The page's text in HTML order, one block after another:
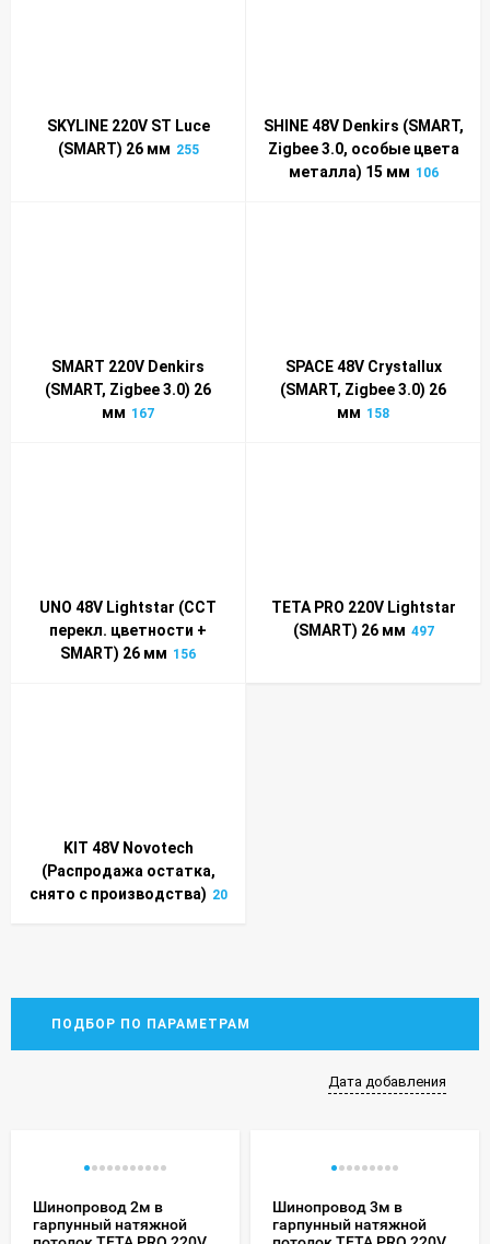
SKYLINE 220V ST Luce
(SMART) 26 мм 255
SHINE 48V Denkirs (SMART,
Zigbee 3.0, особые цвета
металла) 15 мм 106
SMART 220V Denkirs
(SMART, Zigbee 3.0) 26
мм 167
SPACE 48V Crystallux
(SMART, Zigbee 3.0) 26
мм 158
UNO 48V Lightstar (CCT
перекл. цветности +
SMART) 26 мм 156
TETA PRO 220V Lightstar
(SMART) 26 мм 497
KIT 48V Novotech
(Распродажа остатка,
снято с производства) 20
ПОДБОР ПО ПАРАМЕТРАМ
Дата добавления
Шинопровод 2м в
гарпунный натяжной
Шинопровод 3м в
гарпунный натяжной